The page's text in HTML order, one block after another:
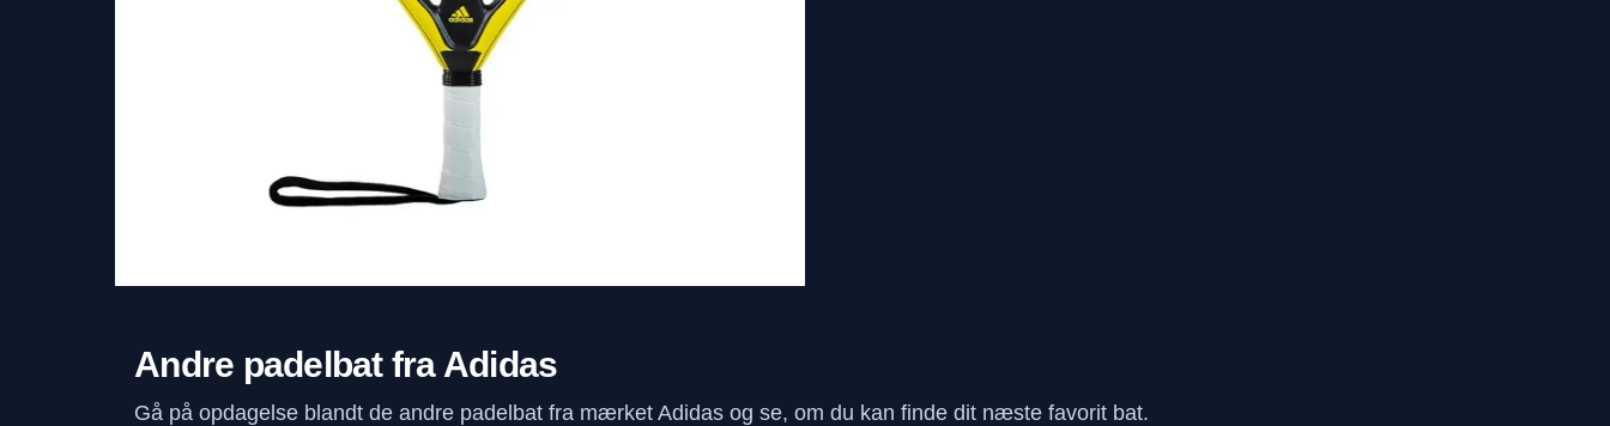
Andre padelbat fra Adidas
Gå på opdagelse blandt de andre padelbat fra mærket Adidas og se, om du kan finde dit næste favorit bat.